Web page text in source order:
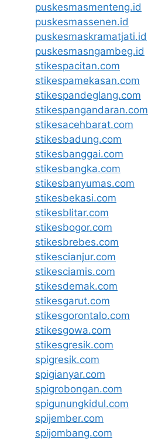
puskesmasmenteng.id
puskesmassenen.id
puskesmaskramatjati.id
puskesmasngambeg.id
stikespacitan.com
stikespamekasan.com
stikespandeglang.com
stikespangandaran.com
stikesacehbarat.com
stikesbadung.com
stikesbanggai.com
stikesbangka.com
stikesbanyumas.com
stikesbekasi.com
stikesblitar.com
stikesbogor.com
stikesbrebes.com
stikescianjur.com
stikesciamis.com
stikesdemak.com
stikesgarut.com
stikesgorontalo.com
stikesgowa.com
stikesgresik.com
spigresik.com
spigianyar.com
spigrobongan.com
spigunungkidul.com
spijember.com
spijombang.com